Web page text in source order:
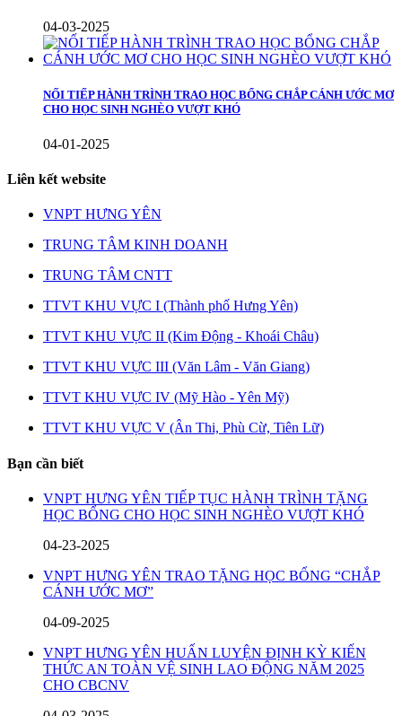
04-03-2025
NỐI TIẾP HÀNH TRÌNH TRAO HỌC BỔNG CHẮP CÁNH ƯỚC MƠ
CHO HỌC SINH NGHÈO VƯỢT KHÓ
04-01-2025
Liên kết website
VNPT HƯNG YÊN
TRUNG TÂM KINH DOANH
TRUNG TÂM CNTT
TTVT KHU VỰC I (Thành phố Hưng Yên)
TTVT KHU VỰC II (Kim Động - Khoái Châu)
TTVT KHU VỰC III (Văn Lâm - Văn Giang)
TTVT KHU VỰC IV (Mỹ Hào - Yên Mỹ)
TTVT KHU VỰC V (Ân Thi, Phù Cừ, Tiên Lữ)
Bạn cần biết
VNPT HƯNG YÊN TIẾP TỤC HÀNH TRÌNH TẶNG
HỌC BỔNG CHO HỌC SINH NGHÈO VƯỢT KHÓ
04-23-2025
VNPT HƯNG YÊN TRAO TẶNG HỌC BỔNG “CHẮP
CÁNH ƯỚC MƠ”
04-09-2025
VNPT HƯNG YÊN HUẤN LUYỆN ĐỊNH KỲ KIẾN
THỨC AN TOÀN VỆ SINH LAO ĐỘNG NĂM 2025
CHO CBCNV